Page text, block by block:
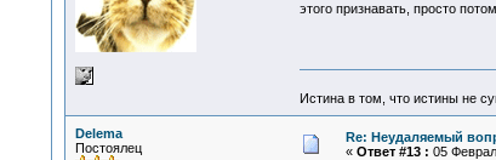
этого признавать, просто
Истина в том, что истины не
Delema
Постоялец
Re: Неудаляемый
« Ответ #13 : 05